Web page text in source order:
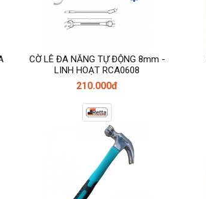
CỜ LÊ ĐA NĂNG TỰ ĐỘNG 8mm -
LINH HOẠT RCA0608
210.000đ